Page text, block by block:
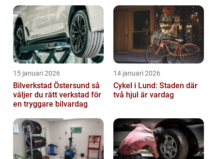
15 januari 2026
Bilverkstad Östersund så
väljer du rätt verkstad för
en tryggare bilvardag
14 januari 2026
Cykel i Lund: Staden där
två hjul är vardag